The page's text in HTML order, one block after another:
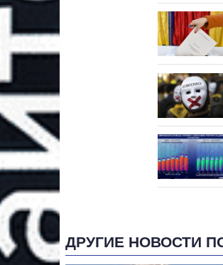
ДРУГИЕ НОВОСТИ